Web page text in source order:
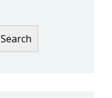
Search